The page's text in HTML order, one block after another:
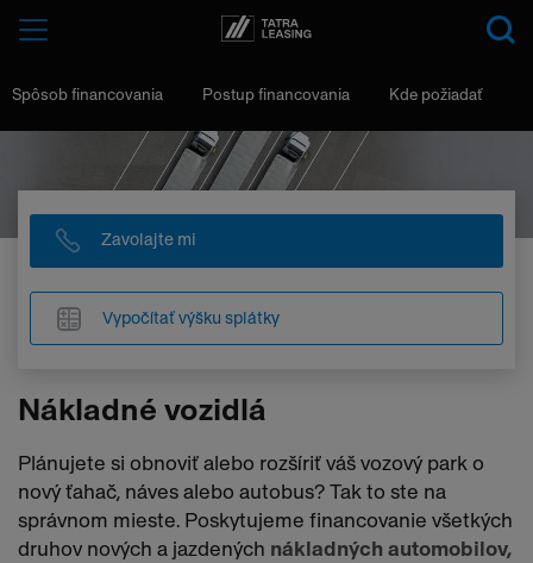
Menu
Tatra-
Zavolajte mi
Vypočítať výšku splátky
Nákladné vozidlá
Plánujete si obnoviť alebo rozšíriť váš vozový park o
nový ťahač, náves alebo autobus? Tak to ste na
správnom mieste. Poskytujeme financovanie všetkých
druhov nových a jazdených nákladných automobilov,
Spôsob financovania Postup financovania Kde požiadať